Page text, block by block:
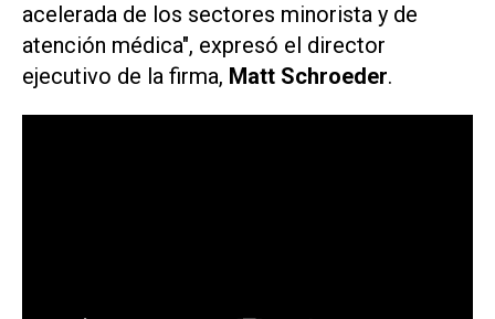
acelerada de los sectores minorista y de
atención médica", expresó el director
ejecutivo de la firma, Matt Schroeder.